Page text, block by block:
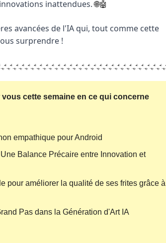
inattendues.🌐🤖
avancées de l'IA qui, tout comme cette
surprendre !
cette semaine en ce qui concerne
empathique pour Android
Balance Précaire entre Innovation et
pour améliorer la qualité de ses frites grâce à
Pas dans la Génération d'Art IA